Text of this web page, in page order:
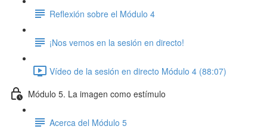
Reflexión sobre el Módulo 4
¡Nos vemos en la sesión en directo!
Vídeo de la sesión en directo Módulo 4 (88:07)
Módulo 5. La imagen como estímulo
Acerca del Módulo 5